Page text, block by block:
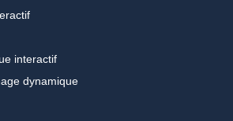
interactif
dynamique